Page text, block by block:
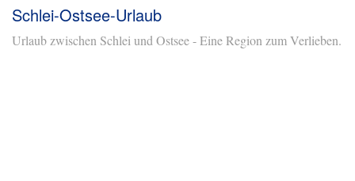
Schlei-Ostsee-Urlaub
Urlaub zwischen Schlei und Ostsee - Eine Region zum Verlieben.